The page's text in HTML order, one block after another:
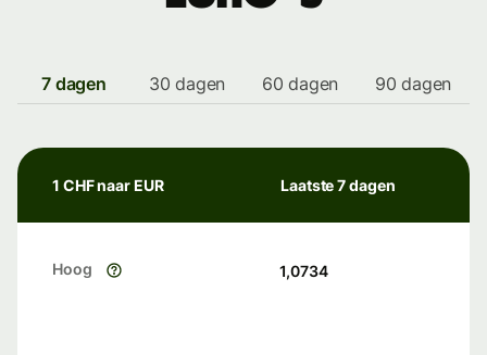
7 dagen 30 dagen 60 dagen 90 dagen
1 CHF naar EUR Laatste 7 dagen
Hoog 1,0734